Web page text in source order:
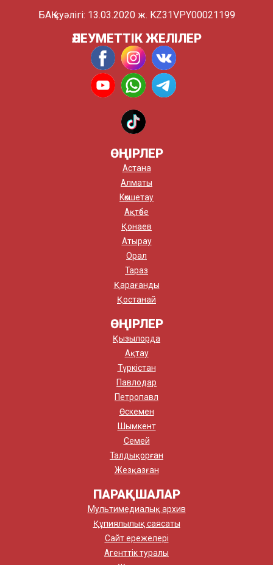
БАҚ куәлігі: 13.03.2020 ж. KZ31VPY00021199
ӘЛЕУМЕТТІК ЖЕЛІЛЕР
ӨҢІРЛЕР
Астана
Алматы
Көкшетау
Ақтөбе
Қонаев
Атырау
Орал
Тараз
Қарағанды
Қостанай
ӨҢІРЛЕР
Қызылорда
Ақтау
Түркістан
Павлодар
Петропавл
Өскемен
Шымкент
Семей
Талдықорған
Жезқазған
ПАРАҚШАЛАР
Мультимедиалық архив
Құпиялылық саясаты
Сайт ережелері
Агенттік туралы